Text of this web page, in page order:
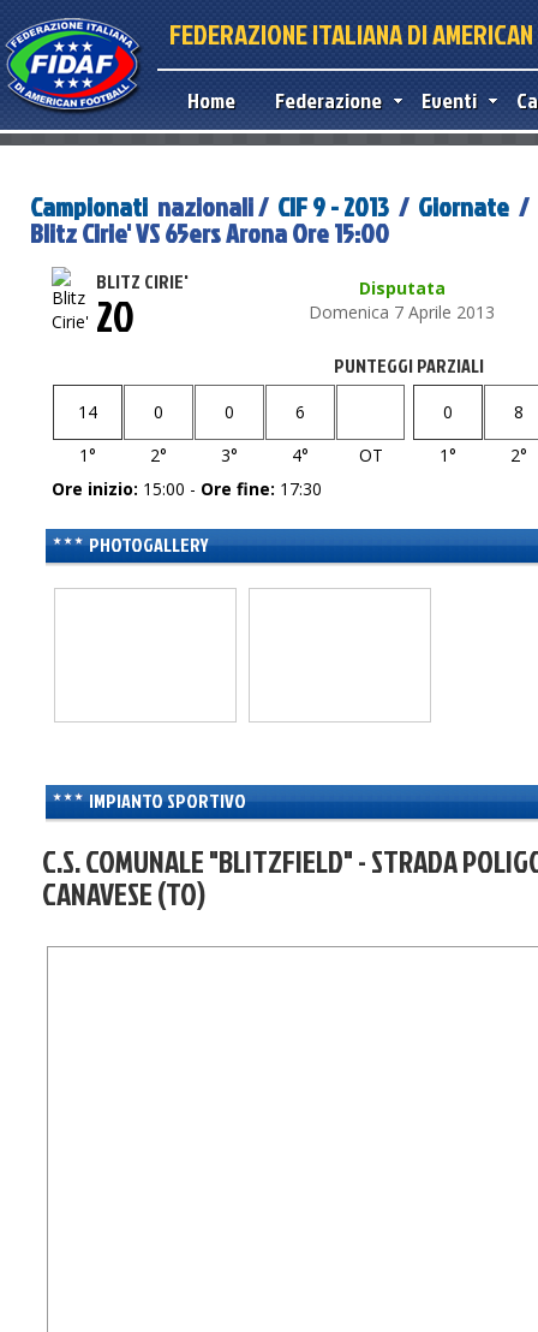
FEDERAZIONE ITALIANA DI
Home Federazione Eventi
Campionati nazionali / CIF 9 - 2013 / Giornate /
Blitz Cirie' VS 65ers Arona Ore 15:00
BLITZ CIRIE'
Disputata
Domenica 7 Aprile 2013
20
PUNTEGGI PARZIALI
14 0 0
6
1°
2° 3° 4° OT
0
8
1°
2°
Ore inizio: 15:00 - Ore fine: 17:30
PHOTOGALLERY
IMPIANTO SPORTIVO
C.S. COMUNALE "BLITZFIELD" - STRADA
CANAVESE (TO)